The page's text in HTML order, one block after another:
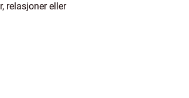
relasjoner eller